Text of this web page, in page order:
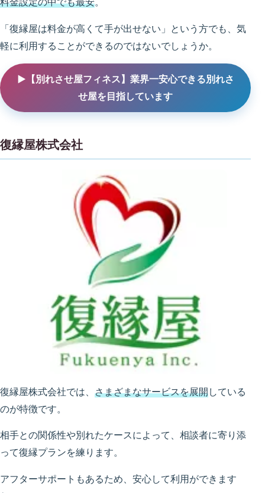
料金設定の中でも最安。
「復縁屋は料金が高くて手が出せない」という方でも、気
軽に利用することができるのではないでしょうか。
▶【別れさせ屋フィネス】業界一安心できる別れさ
せ屋を目指しています
復縁屋株式会社
復縁屋株式会社では、 さまざまなサービスを展開している
のが特徴です。
相手との関係性や別れたケースによって、相談者に寄り添
って復縁プランを練ります。
アフターサポートもあるため、安心して利用ができます